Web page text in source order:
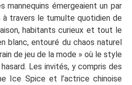
mannequins émergeaient un par
à travers le tumulte quotidien de
habitants curieux et tout le
blanc, entouré du chaos naturel
de jeu de la mode » où le style
Les invités, y compris des
Ice Spice et l’actrice chinoise